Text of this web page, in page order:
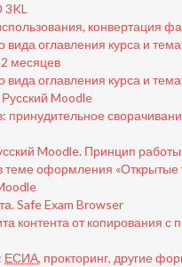
3KL
конвертация
оглавления курса и
месяцев
оглавления курса и
Moodle
Moodle. Принцип работы
оформления «Открытые
Safe Exam Browser
контента от
ЕСИА, прокторинг, другие